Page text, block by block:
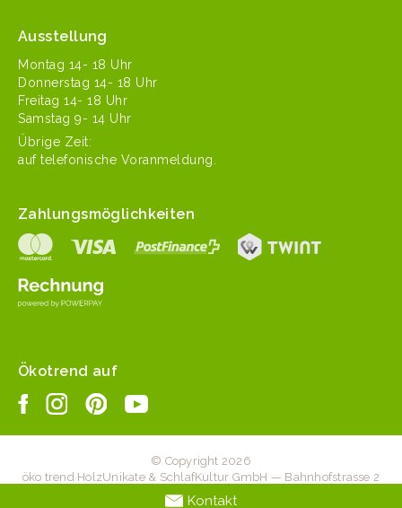
Ausstellung
Mon­tag 14- 18 Uhr
Don­ner­stag 14- 18 Uhr
Fre­itag 14- 18 Uhr
Sam­stag 9- 14 Uhr
Übrige Zeit:
auf tele­fonis­che Voranmeldung.
Zahlungsmöglichkeiten
Ökotrend auf
© Copyright 2026
öko trend HolzUnikate & SchlafKultur GmbH — Bahnhofstrasse 2
— 6203 Sempach Station — +41 41 467 20 70 —
Kontakt